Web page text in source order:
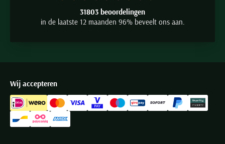
31803 beoordelingen
in de laatste 12 maanden 96% beveelt ons aan.
Wij accepteren